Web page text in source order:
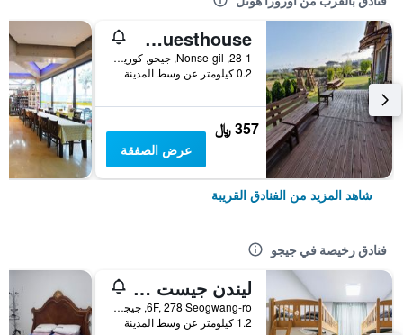
Suji Guesthouse
28-1, Nonse-gil, جيجو, كوريا الجنوبية
0.2 كيلومتر عن وسط المدينة
357 ﷼
عرض الصفقة
شاهد المزيد من الفنادق القريبة
فنادق رخيصة في جيجو
ليندن جيست هاوس
6F, 278 Seogwang-ro, جيجو, كوريا الجنوبية
1.2 كيلومتر عن وسط المدينة